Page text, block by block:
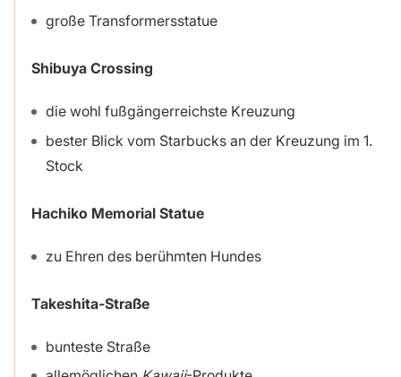
große Transformersstatue
Shibuya Crossing
die wohl fußgängerreichste Kreuzung
bester Blick vom Starbucks an der Kreuzung im 1.
Stock
Hachiko Memorial Statue
zu Ehren des berühmten Hundes
Takeshita-Straße
bunteste Straße